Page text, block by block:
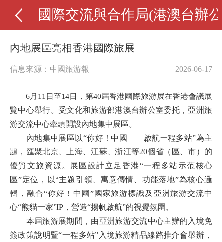
國際交流與合作局(港澳台辦
內地展區亮相香港國際旅展
信息來源：中國旅游報 2026-06-17
6月11日至14日，第40屆香港國際旅游展在香港會議展
覽中心舉行。受文化和旅游部港澳台辦公室委托，亞洲旅
游交流中心牽頭開設內地集中展區。
內地集中展區以“你好！中國——啟航一程多站”為主
題，匯聚北京、上海、江蘇、浙江等20個省（區、市）的
優質文旅資源。展區設計立足香港“一程多站示范核心
區”定位，以“主題引領、寓意傳情、功能落地”為核心邏
輯，融合“你好！中國”國家旅游標識及亞洲旅游交流中
心“熊貓一家”IP，營造“揚帆啟航”的視覺氛圍。
本屆旅游展期間，由亞洲旅游交流中心主辦的入境免
簽政策說明暨“一程多站”入境旅游精品線路推介會舉辦，